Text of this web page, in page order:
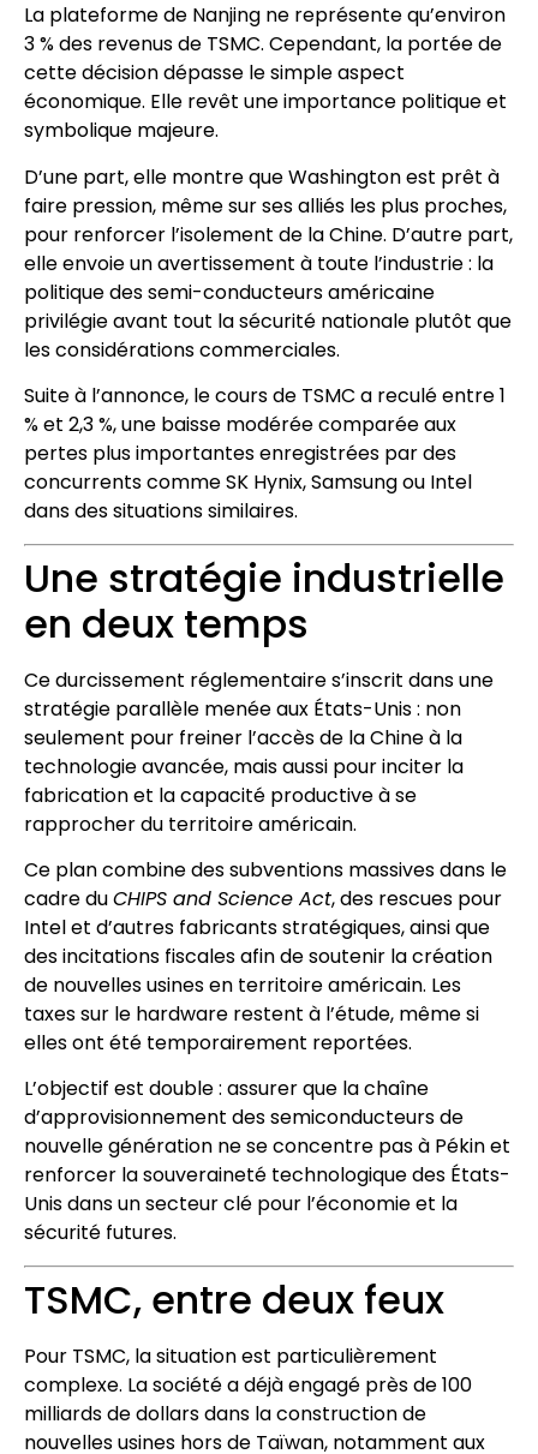
La plateforme de Nanjing ne représente qu’environ
3 % des revenus de TSMC. Cependant, la portée de
cette décision dépasse le simple aspect
économique. Elle revêt une importance politique et
symbolique majeure.
D’une part, elle montre que Washington est prêt à
faire pression, même sur ses alliés les plus proches,
pour renforcer l’isolement de la Chine. D’autre part,
elle envoie un avertissement à toute l’industrie : la
politique des semi-conducteurs américaine
privilégie avant tout la sécurité nationale plutôt que
les considérations commerciales.
Suite à l’annonce, le cours de TSMC a reculé entre 1
% et 2,3 %, une baisse modérée comparée aux
pertes plus importantes enregistrées par des
concurrents comme SK Hynix, Samsung ou Intel
dans des situations similaires.
Une stratégie industrielle
en deux temps
Ce durcissement réglementaire s’inscrit dans une
stratégie parallèle menée aux États-Unis : non
seulement pour freiner l’accès de la Chine à la
technologie avancée, mais aussi pour inciter la
fabrication et la capacité productive à se
rapprocher du territoire américain.
Ce plan combine des subventions massives dans le
cadre duCHIPS and Science Act, des rescues pour
Intel et d’autres fabricants stratégiques, ainsi que
des incitations fiscales afin de soutenir la création
de nouvelles usines en territoire américain. Les
taxes sur le hardware restent à l’étude, même si
elles ont été temporairement reportées.
L’objectif est double : assurer que la chaîne
d’approvisionnement des semiconducteurs de
nouvelle génération ne se concentre pas à Pékin et
renforcer la souveraineté technologique des États-
Unis dans un secteur clé pour l’économie et la
sécurité futures.
TSMC, entre deux feux
Pour TSMC, la situation est particulièrement
complexe. La société a déjà engagé près de 100
milliards de dollars dans la construction de
nouvelles usines hors de Taïwan, notamment aux